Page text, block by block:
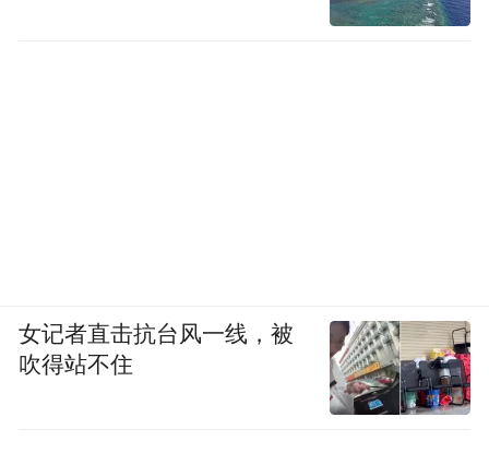
女记者直击抗台风一线，被
吹得站不住